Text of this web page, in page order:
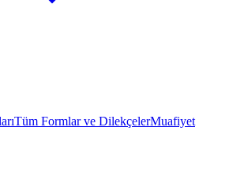
Tüm Formlar ve DilekçelerMuafiyet